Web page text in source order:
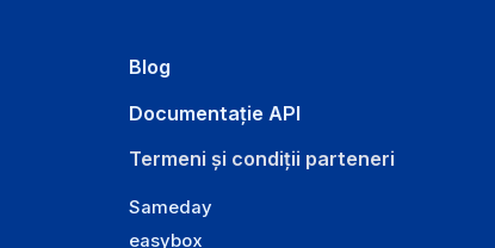
Blog
Documentație API
Termeni și condiții parteneri
Sameday
easybox